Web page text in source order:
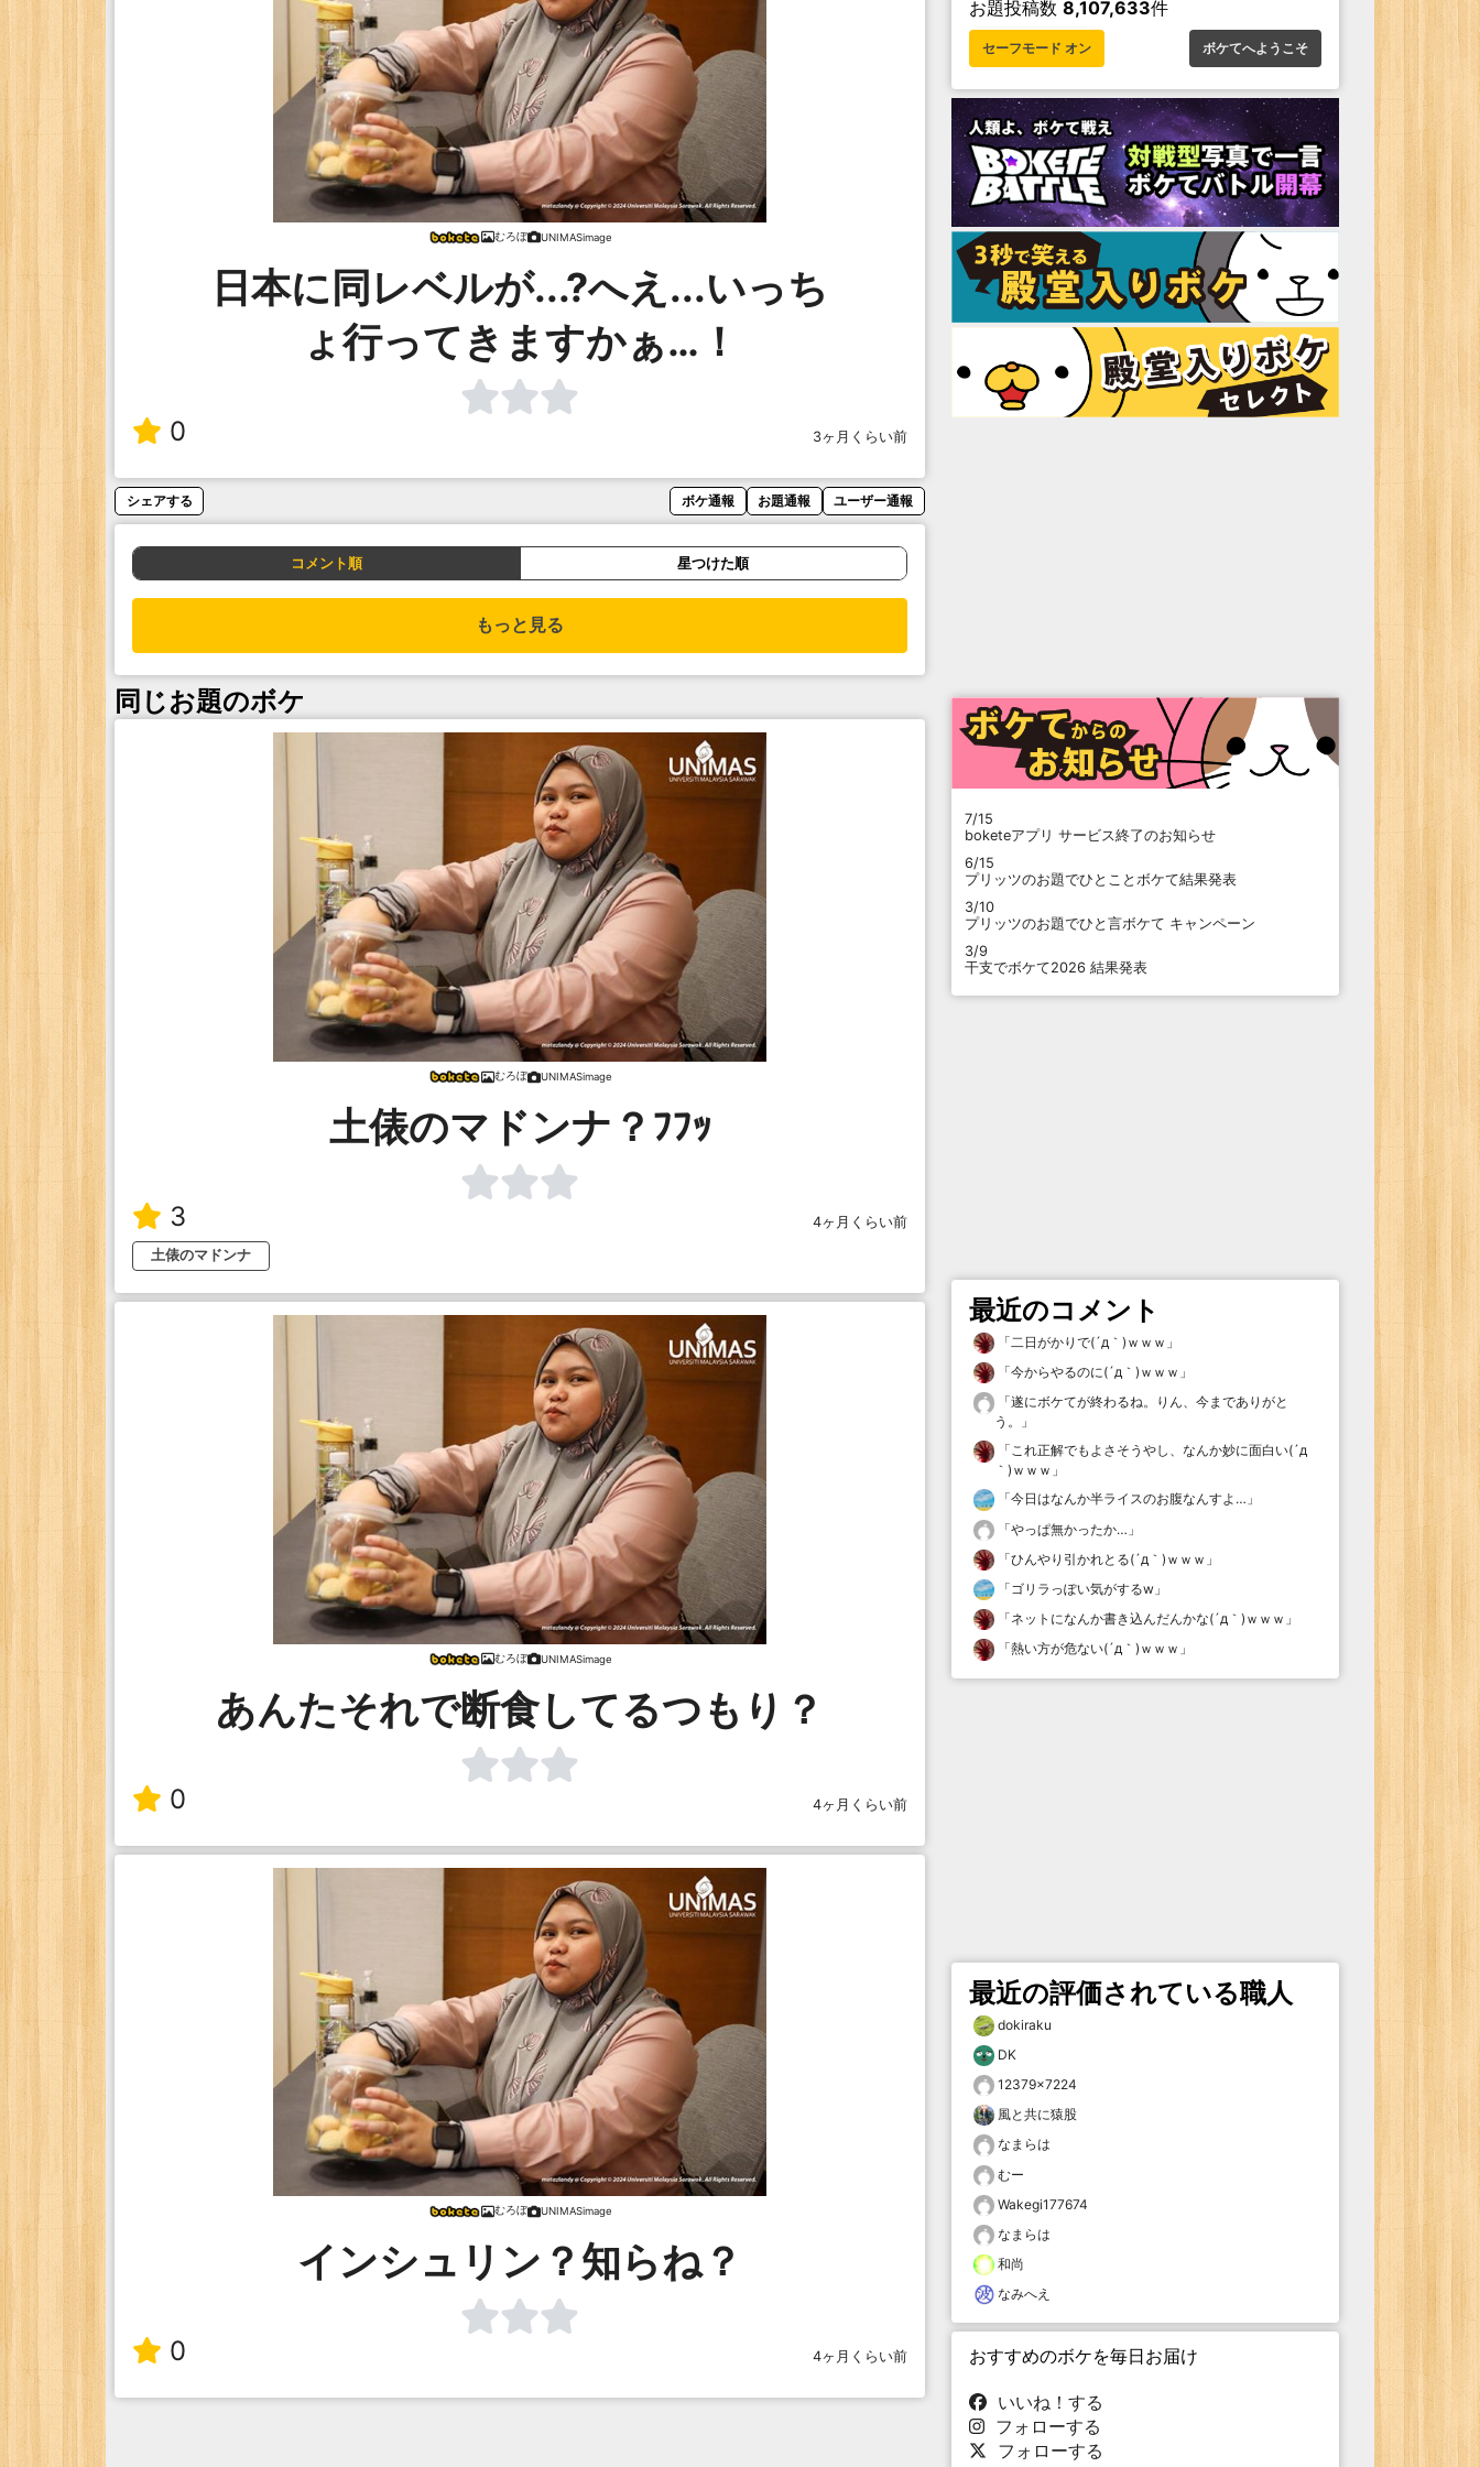
むろぼ UNIMASimage
日本に同レベルが...?へえ...いっち
ょ行ってきますかぁ…！
0 3ヶ月くらい前
シェアする ボケ通報 お題通報 ユーザー通報
コメント順 星つけた順
もっと見る
同じお題のボケ
むろぼ UNIMASimage
土俵のマドンナ？ﾌﾌｯ
3
4ヶ月くらい前
土俵のマドンナ
むろぼ UNIMASimage
あんたそれで断食してるつもり？
0 4ヶ月くらい前
むろぼ UNIMASimage
インシュリン？知らね？
0 4ヶ月くらい前
お題投稿数 8,107,633件
セーフモード オン ボケてへようこそ
7/15
boketeアプリ サービス終了のお知らせ
6/15
プリッツのお題でひとことボケて結果発表
3/10
プリッツのお題でひと言ボケて キャンペーン
3/9
干支でボケて2026 結果発表
最近のコメント
「二日がかりで(´д｀)ｗｗｗ 」
「今からやるのに(´д｀)ｗｗｗ 」
「遂にボケてが終わるね。りん、今までありがと
う。
」
「これ正解でもよさそうやし、なんか妙に面白い(´д
｀)ｗｗｗ 」
「今日はなんか半ライスのお腹なんすよ… 」
「やっぱ無かったか… 」
「ひんやり引かれとる(´д｀)ｗｗｗ 」
「ゴリラっぽい気がするw 」
「ネットになんか書き込んだんかな(´д｀)ｗｗｗ 」
「熱い方が危ない(´д｀)ｗｗｗ 」
最近の評価されている職人
dokiraku
DK
12379×7224
風と共に猿股
なまらは
むー
Wakegi177674
なまらは
和尚
なみへえ
おすすめのボケを毎日お届け
いいね！する
フォローする
フォローする